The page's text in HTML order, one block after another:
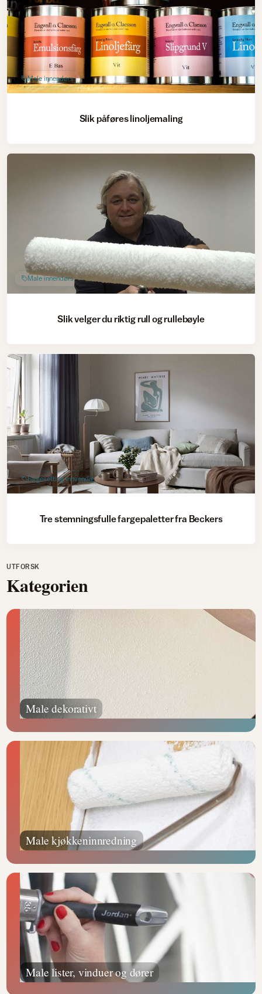
Male innendørs
Slik påføres linoljemaling
Male innendørs
Slik velger du riktig rull og rullebøyle
Fargesetting innvendig
Tre stemningsfulle fargepaletter fra Beckers
UTFORSK
Kategorien
Male dekorativt
Male kjøkkeninnredning
Male lister, vinduer og dører